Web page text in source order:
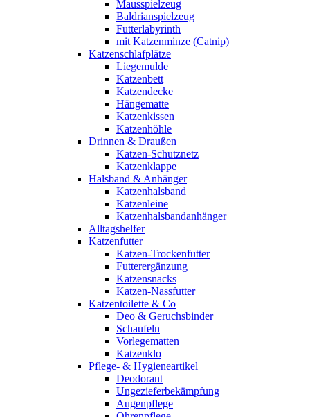
Mausspielzeug
Baldrianspielzeug
Futterlabyrinth
mit Katzenminze (Catnip)
Katzenschlafplätze
Liegemulde
Katzenbett
Katzendecke
Hängematte
Katzenkissen
Katzenhöhle
Drinnen & Draußen
Katzen-Schutznetz
Katzenklappe
Halsband & Anhänger
Katzenhalsband
Katzenleine
Katzenhalsbandanhänger
Alltagshelfer
Katzenfutter
Katzen-Trockenfutter
Futterergänzung
Katzensnacks
Katzen-Nassfutter
Katzentoilette & Co
Deo & Geruchsbinder
Schaufeln
Vorlegematten
Katzenklo
Pflege- & Hygieneartikel
Deodorant
Ungezieferbekämpfung
Augenpflege